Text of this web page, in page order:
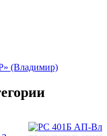
(Владимир)